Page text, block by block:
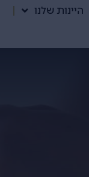
היינות שלנו